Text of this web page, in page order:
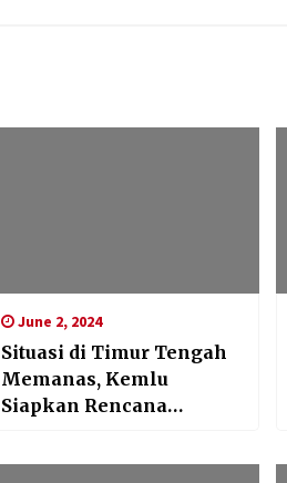
June 2, 2024
Situasi di Timur Tengah
Memanas, Kemlu
Siapkan Rencana